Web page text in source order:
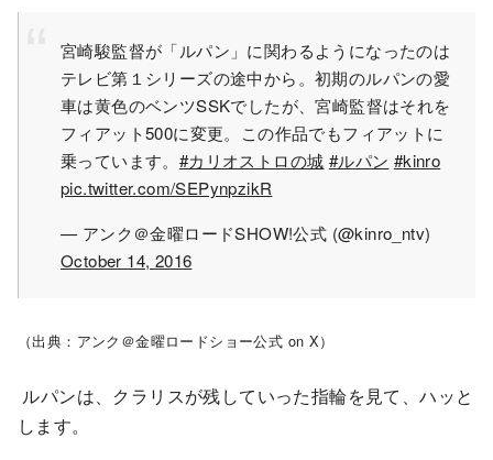
宮崎駿監督が「ルパン」に関わるようになったのは
テレビ第１シリーズの途中から。初期のルパンの愛
車は黄色のベンツSSKでしたが、宮崎監督はそれを
フィアット500に変更。この作品でもフィアットに
乗っています。 #カリオストロの城 #ルパン #kinro
pic.twitter.com/SEPynpzikR
— アンク＠金曜ロードSHOW!公式 (@kinro_ntv)
October 14, 2016
（出典：アンク＠金曜ロードショー公式 on X）
ルパンは、クラリスが残していった指輪を見て、ハッと
します。